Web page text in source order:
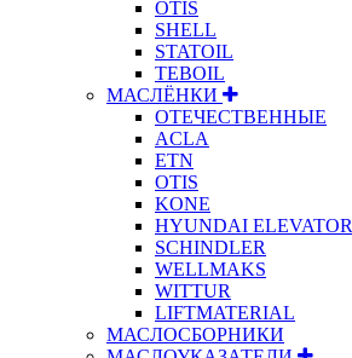
OTIS
SHELL
STATOIL
TEBOIL
МАСЛЁНКИ
ОТЕЧЕСТВЕННЫЕ
ACLA
ETN
OTIS
KONE
HYUNDAI ELEVATOR
SCHINDLER
WELLMAKS
WITTUR
LIFTMATERIAL
МАСЛОСБОРНИКИ